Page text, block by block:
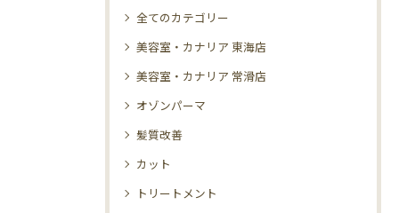
全てのカテゴリー
美容室・カナリア 東海店
美容室・カナリア 常滑店
オゾンパーマ
髪質改善
カット
トリートメント